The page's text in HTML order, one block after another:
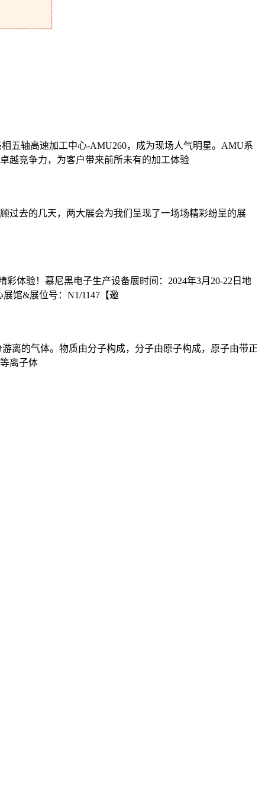
五轴高速加工中心-AMU260，成为现场人气明星。AMU系
越竞争力，为客户带来前所未有的加工体验
过去的几天，两大展会为我们呈现了一场场精彩纷呈的展
体验！慕尼黑电子生产设备展时间：2024年3月20-22日地
馆&展位号：N1/1147【邀
离的气体。物质由分子构成，分子由原子构成，原子由带正
离子体